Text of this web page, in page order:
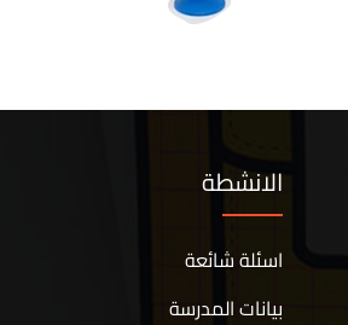
الانشطة
اسئلة شائعة
بيانات المدرسة